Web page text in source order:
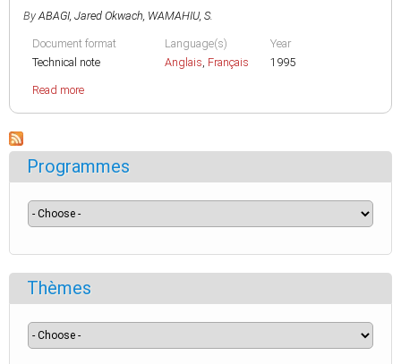
By ABAGI, Jared Okwach, WAMAHIU, S.
Document format
Technical note
Language(s)
Anglais, Français
Year
1995
Read more
Programmes
Thèmes